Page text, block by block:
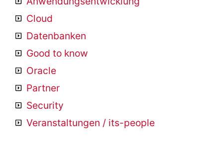
Cloud
Datenbanken
Good to know
Oracle
Partner
Security
Veranstaltungen / its-people